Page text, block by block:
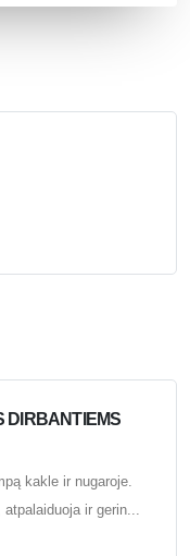
DIRBANTIEMS
kakle ir nugaroje.
ir gerin...